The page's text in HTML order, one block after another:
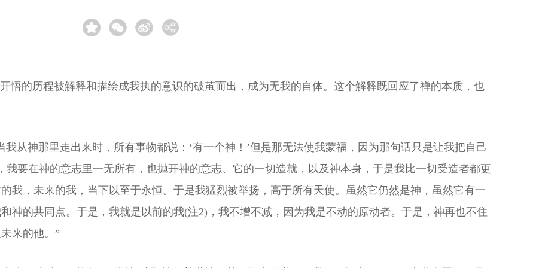
悟的历程被解释和描绘成我执的意识的破茧而出，成为无我的自体。这个解释既回应了禅的本质，也
从神那里走出来时，所有事物都说：‘有一个神！’但是那无法使我蒙福，因为那句话只是让我把自己
要在神的意志里一无所有，也抛开神的意志、它的一切造就，以及神本身，于是我比一切受造者都更
我，未来的我，当下以至于永恒。于是我猛烈被举扬，高于所有天使。虽然它仍然是神，虽然它有一
神的共同点。于是，我就是以前的我(注2)，我不增不减，因为我是不动的原动者。于是，神再也不住
来的他。”